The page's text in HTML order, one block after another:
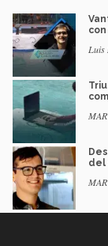
Luis
del